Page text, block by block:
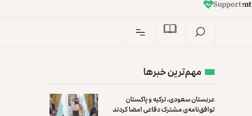
t
n
e
d
n
e
p
e
d
n
ISupport
مهم‌ترین خبرها
عربستان سعودی، ترکیه و پاکستان
توافق‌نامه‌ی مشترک دفاعی امضا کردند